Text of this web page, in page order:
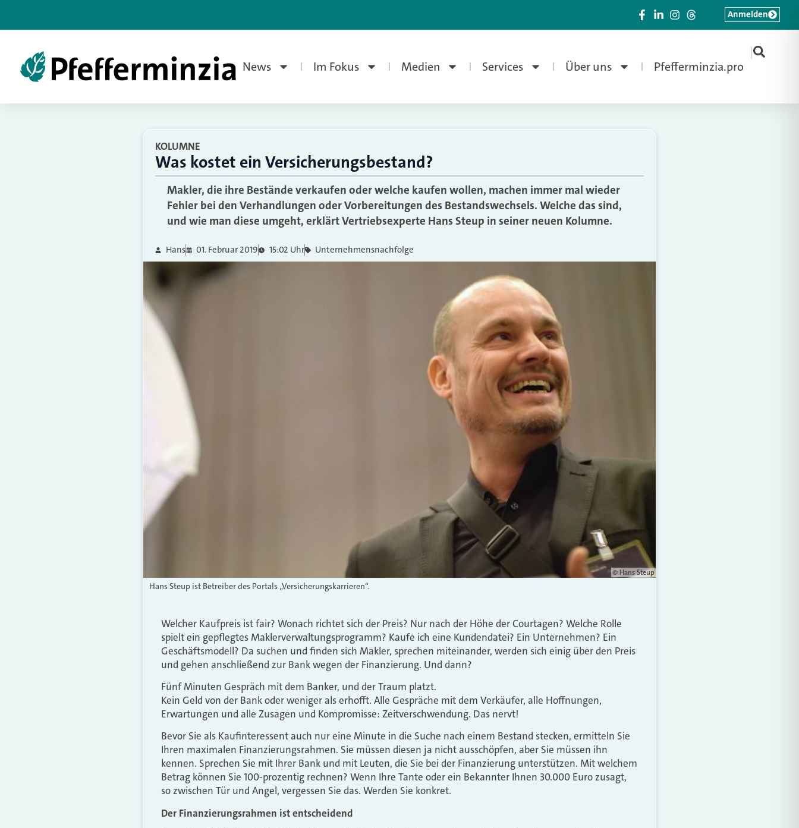
News Im Fokus Medien Services Über uns Pfefferminzia.pro
|
Anmelden
KOLUMNE
Was kostet ein Versicherungsbestand?
Makler, die ihre Bestände verkaufen oder welche kaufen wollen, machen immer mal wieder
Fehler bei den Verhandlungen oder Vorbereitungen des Bestandswechsels. Welche das sind,
und wie man diese umgeht, erklärt Vertriebsexperte Hans Steup in seiner neuen Kolumne.
Hans 01. Februar 2019 15:02 Uhr Unternehmensnachfolge
© Hans Steup
Hans Steup ist Betreiber des Portals „Versicherungskarrieren“.
Welcher Kaufpreis ist fair? Wonach richtet sich der Preis? Nur nach der Höhe der Courtagen? Welche Rolle
spielt ein gepflegtes Maklerverwaltungsprogramm? Kaufe ich eine Kundendatei? Ein Unternehmen? Ein
Geschäftsmodell? Da suchen und finden sich Makler, sprechen miteinander, werden sich einig über den Preis
und gehen anschließend zur Bank wegen der Finanzierung. Und dann?
Fünf Minuten Gespräch mit dem Banker, und der Traum platzt.
Kein Geld von der Bank oder weniger als erhofft. Alle Gespräche mit dem Verkäufer, alle Hoffnungen,
Erwartungen und alle Zusagen und Kompromisse: Zeitverschwendung. Das nervt!
Bevor Sie als Kaufinteressent auch nur eine Minute in die Suche nach einem Bestand stecken, ermitteln Sie
Ihren maximalen Finanzierungsrahmen. Sie müssen diesen ja nicht ausschöpfen, aber Sie müssen ihn
kennen. Sprechen Sie mit Ihrer Bank und mit Leuten, die Sie bei der Finanzierung unterstützen. Mit welchem
Betrag können Sie 100-prozentig rechnen? Wenn Ihre Tante oder ein Bekannter Ihnen 30.000 Euro zusagt,
so zwischen Tür und Angel, vergessen Sie das. Werden Sie konkret.
Der Finanzierungsrahmen ist entscheidend